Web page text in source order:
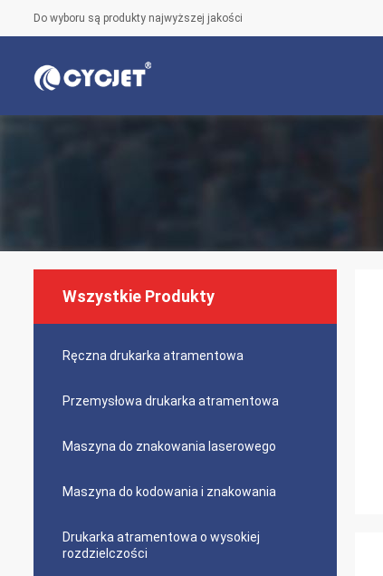
Do wyboru są produkty najwyższej jakości
Wszystkie Produkty
Ręczna drukarka atramentowa
Przemysłowa drukarka atramentowa
Maszyna do znakowania laserowego
Maszyna do kodowania i znakowania
Drukarka atramentowa o wysokiej
rozdzielczości